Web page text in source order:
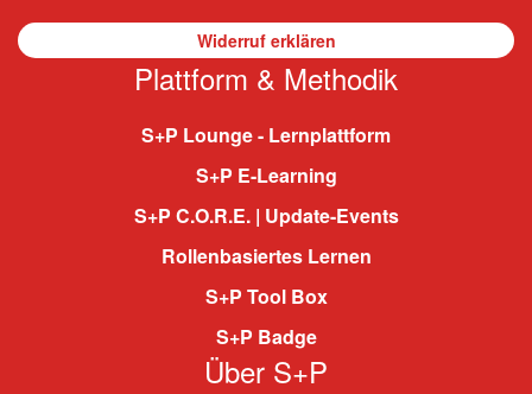
Widerruf erklären
Plattform & Methodik
S+P Lounge - Lernplattform
S+P E-Learning
S+P C.O.R.E. | Update-Events
Rollenbasiertes Lernen
S+P Tool Box
S+P Badge
Über S+P